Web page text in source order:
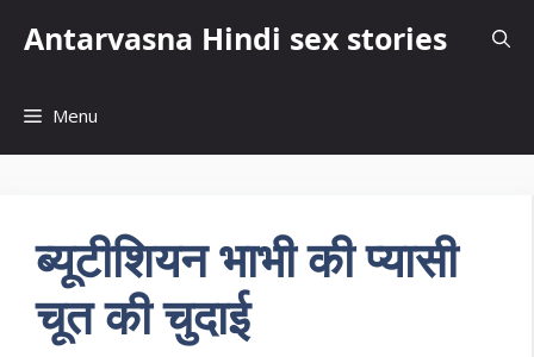
Antarvasna Hindi sex stories
Menu
ब्यूटीशियन भाभी की प्यासी
चूत की चुदाई